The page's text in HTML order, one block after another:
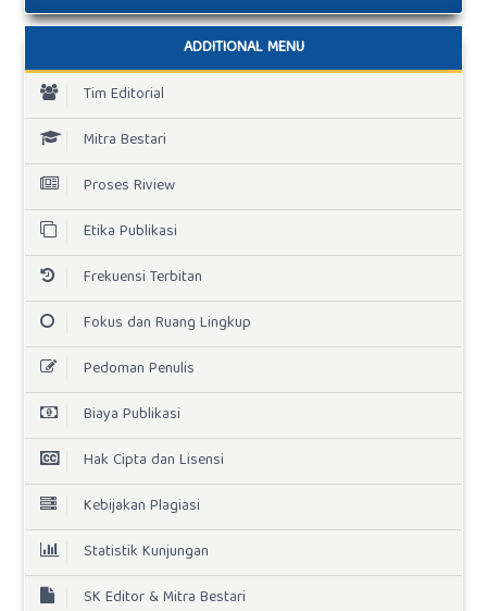
ADDITIONAL MENU
Tim Editorial
Mitra Bestari
Proses Riview
Etika Publikasi
Frekuensi Terbitan
Fokus dan Ruang Lingkup
Pedoman Penulis
Biaya Publikasi
Hak Cipta dan Lisensi
Kebijakan Plagiasi
Statistik Kunjungan
SK Editor & Mitra Bestari